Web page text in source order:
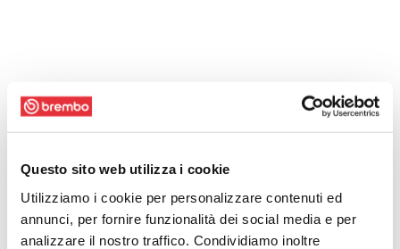
Questo sito web utilizza i cookie
Utilizziamo i cookie per personalizzare contenuti ed
annunci, per fornire funzionalità dei social media e per
analizzare il nostro traffico. Condividiamo inoltre